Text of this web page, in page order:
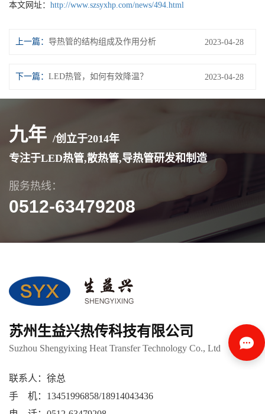
本文网址： http://www.szsyxhp.com/news/494.html
上一篇： 导热管的结构组成及作用分析 2023-04-28
下一篇： LED热管，如何有效降温？ 2023-04-28
九年 /创立于2014年
专注于LED热管,散热管,导热管研发和制造
服务热线：
0512-63479208
苏州生益兴热传科技有限公司
Suzhou Shengyixing Heat Transfer Technology Co., Ltd
联系人：徐总
手 机：13451996858/18914043436